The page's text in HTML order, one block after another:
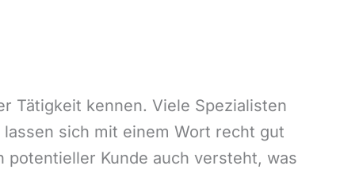
Tätigkeit kennen. Viele Spezialisten
sich mit einem Wort recht gut
Kunde auch versteht, was